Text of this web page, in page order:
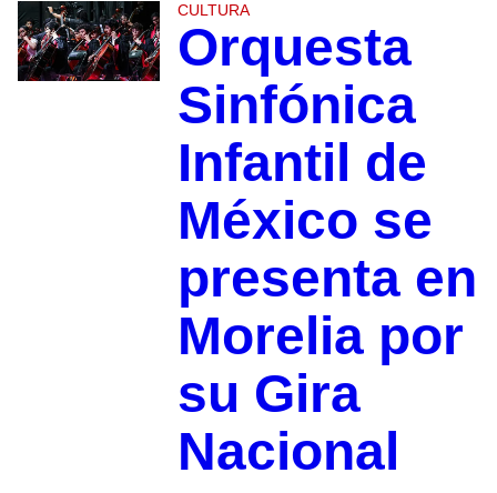
CULTURA
Orquesta
Sinfónica
Infantil de
México se
presenta en
Morelia por
su Gira
Nacional